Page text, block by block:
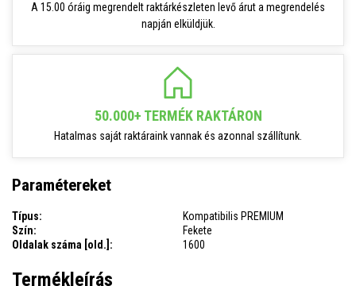
A 15.00 óráig megrendelt raktárkészleten levő árut a megrendelés
napján elküldjük.
50.000+ TERMÉK RAKTÁRON
Hatalmas saját raktáraink vannak és azonnal szállítunk.
Paramétereket
Típus:
Kompatibilis PREMIUM
Szín:
Fekete
Oldalak száma [old.]:
1600
Termékleírás